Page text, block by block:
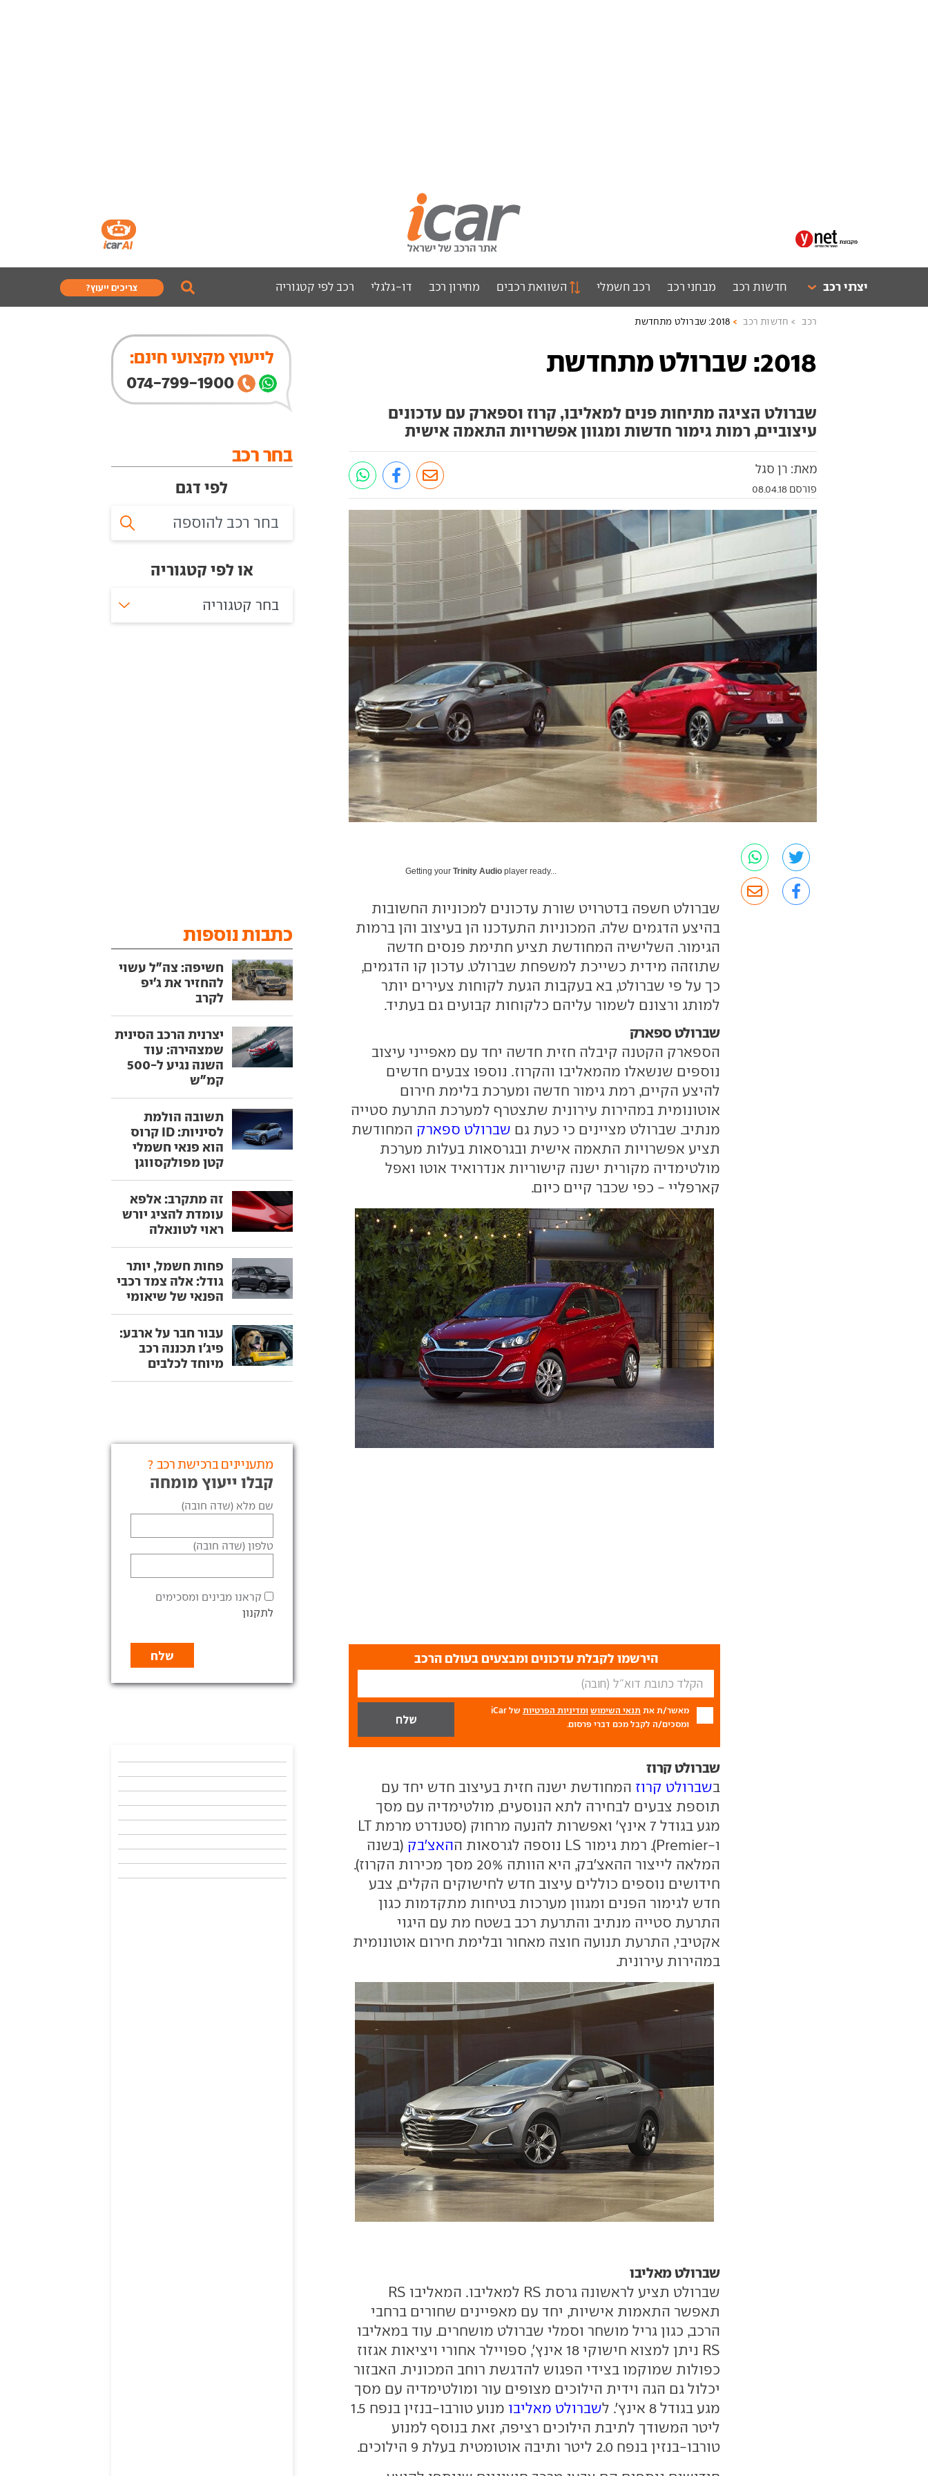
יצרני רכב חדשות רכב מבחני רכב רכב חשמלי השוואת רכבים מחירון רכב דו-גלגלי רכב לפי קטגוריה צריכים ייעוץ?
רכב חדשות רכב 2018: שברולט מתחדשת
2018: שברולט מתחדשת
שברולט הציגה מתיחות פנים למאליבו, קרוז וספארק עם עדכונים
עיצוביים, רמות גימור חדשות ומגוון אפשרויות התאמה אישית
מאת: רן סגל
פורסם 08.04.18
Getting yourTrinity Audio player ready...
שברולט חשפה בדטרויט שורת עדכונים למכוניות החשובות
בהיצע הדגמים שלה. המכוניות התעדכנו הן בעיצוב והן ברמות
הגימור. השלישיה המחודשת תציע חתימת פנסים חדשה
שתוזהה מידית כשייכת למשפחת שברולט. עדכון קו הדגמים,
כך על פי שברולט, בא בעקבות הגעת לקוחות צעירים יותר
למותג ורצונם לשמור עליהם כלקוחות קבועים גם בעתיד.
שברולט ספארק
הספארק הקטנה קיבלה חזית חדשה יחד עם מאפייני עיצוב
נוספים שנשאלו מהמאליבו והקרוז. נוספו צבעים חדשים
להיצע הקיים, רמת גימור חדשה ומערכת בלימת חירום
אוטונומית במהירות עירונית שתצטרף למערכת התרעת סטייה
מנתיב. שברולט מציינים כי כעת גם שברולט ספארק המחודשת
תציע אפשרויות התאמה אישית ובגרסאות בעלות מערכת
מולטימדיה מקורית ישנה קישוריות אנדרואיד אוטו ואפל
קארפליי - כפי שכבר קיים כיום.
הירשמו לקבלת עדכונים ומבצעים בעולם הרכב
מאשר/ת את תנאי השימוש ומדיניות הפרטיות
של iCar
ומסכים/ה לקבל מכם דברי פרסום.
שברולט קרוז
בשברולט קרוז המחודשת ישנה חזית בעיצוב חדש יחד עם
תוספת צבעים לבחירה לתא הנוסעים, מולטימדיה עם מסך
מגע בגודל 7 אינץ' ואפשרות להנעה מרחוק (סטנדרט מרמת LT
ו-Premier). רמת גימור LS נוספה לגרסאות ה
האצ'בק (בשנה
המלאה לייצור ההאצ'בק, היא הוותה 20% מסך מכירות הקרוז).
חידושים נוספים כוללים עיצוב חדש לחישוקים הקלים, צבע
חדש לגימור הפנים ומגוון מערכות בטיחות מתקדמות כגון
התרעת סטייה מנתיב והתרעת רכב בשטח מת עם היגוי
אקטיבי, התרעת תנועה חוצה מאחור ובלימת חירום אוטונומית
במהירות עירונית.
שברולט מאליבו
שברולט תציע לראשונה גרסת RS למאליבו. המאליבו RS
תאפשר התאמות אישיות, יחד עם מאפיינים שחורים ברחבי
הרכב, כגון גריל מושחר וסמלי שברולט מושחרים. עוד במאליבו
RS ניתן למצוא חישוקי 18 אינץ', ספויילר אחורי ויציאות אגזוז
כפולות שמוקמו בצידי הפגוש להדגשת רוחב המכונית. האבזור
יכלול גם הגה וידית הילוכים מצופים עור ומולטימדיה עם מסך
מגע בגודל 8 אינץ'. ל
שברולט מאליבו
מנוע טורבו-בנזין בנפח 1.5
ליטר המשודך לתיבת הילוכים רציפה, זאת בנוסף למנוע
טורבו-בנזין בנפח 2.0 ליטר ותיבה אוטומטית בעלת 9 הילוכים.
לייעוץ מקצועי חינם:
074-799-1900
בחר רכב
לפי דגם
או לפי קטגוריה
בחר קטגוריה
כתבות נוספות
חשיפה: צה"ל עשוי
להחזיר את ג'יפ
לקרב
יצרנית הרכב הסינית
שמצהירה: עוד
השנה נגיע ל-500
קמ"ש
תשובה הולמת
לסיניות: ID קרוס
הוא פנאי חשמלי
קטן מפולקסווגן
זה מתקרב: אלפא
עומדת להציג יורש
ראוי לטונאלה
פחות חשמל, יותר
גודל: אלה צמד רכבי
הפנאי של שיאומי
עבור חבר על ארבע:
פיג'ו תכננה רכב
מיוחד לכלבים
מתעניינים ברכישת רכב ?
קבלו ייעוץ מומחה
שם מלא (שדה חובה)
טלפון (שדה חובה)
קראנו מבינים ומסכימים
לתקנון